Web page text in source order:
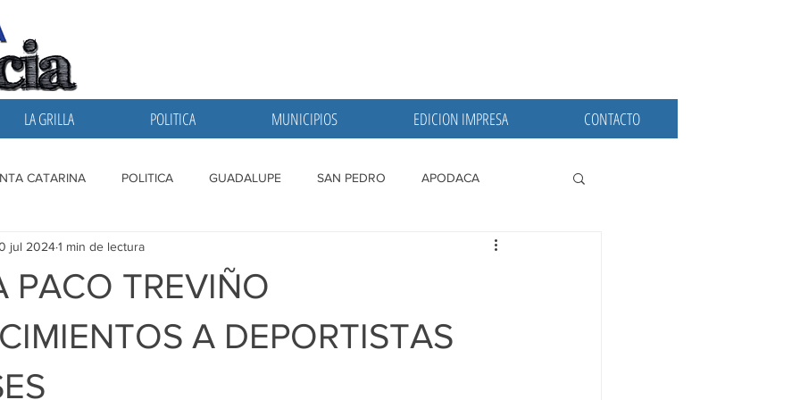
LA GRILLA POLITICA MUNICIPIOS EDICION IMPRESA CONTACTO
CATARINA POLITICA GUADALUPE SAN PEDRO APODACA
GRILLA SAN NICOLAS
PACO TREVIÑO
A DEPORTISTAS
jul 20241 min de lectura